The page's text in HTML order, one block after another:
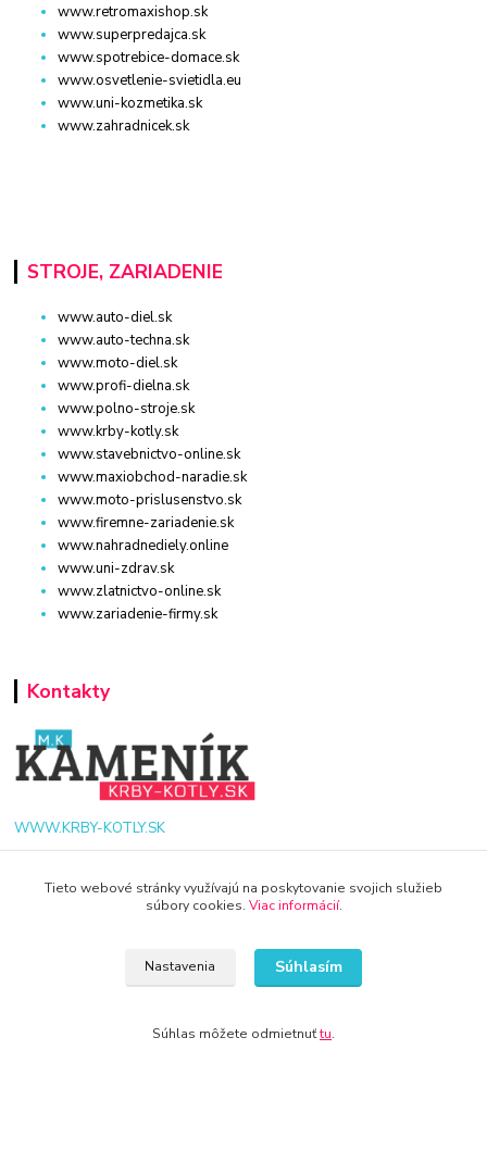
www.retromaxishop.sk
www.superpredajca.sk
www.spotrebice-domace.sk
www.osvetlenie-svietidla.eu
www.uni-kozmetika.sk
www.zahradnicek.sk
STROJE, ZARIADENIE
www.auto-diel.sk
www.auto-techna.sk
www.moto-diel.sk
www.profi-dielna.sk
www.polno-stroje.sk
www.krby-kotly.sk
www.stavebnictvo-online.sk
www.maxiobchod-naradie.sk
www.moto-prislusenstvo.sk
www.firemne-zariadenie.sk
www.nahradnediely.online
www.uni-zdrav.sk
www.zlatnictvo-online.sk
www.zariadenie-firmy.sk
Kontakty
WWW.KRBY-KOTLY.SK
Tieto webové stránky využívajú na poskytovanie svojich služieb
súbory cookies. Viac informácií.
Nastavenia Súhlasím
Súhlas môžete odmietnuťtu.